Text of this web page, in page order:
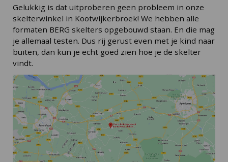
Gelukkig is dat uitproberen geen probleem in onze
skelterwinkel in Kootwijkerbroek! We hebben alle
formaten BERG skelters opgebouwd staan. En die mag
je allemaal testen. Dus rij gerust even met je kind naar
buiten, dan kun je echt goed zien hoe je de skelter
vindt.